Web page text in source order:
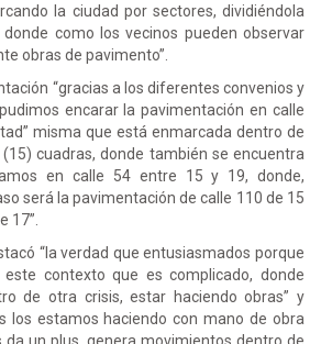
la ciudad por sectores, dividiéndola
como los vecinos pueden observar
obras de pavimento”.
“gracias a los diferentes convenios y
encarar la pavimentación en calle
misma que está enmarcada dentro de
cuadras, donde también se encuentra
en calle 54 entre 15 y 19, donde,
será la pavimentación de calle 110 de 15
17”.
“la verdad que entusiasmados porque
contexto que es complicado, donde
de otra crisis, estar haciendo obras” y
los estamos haciendo con mano de obra
da un plus, genera movimientos dentro de